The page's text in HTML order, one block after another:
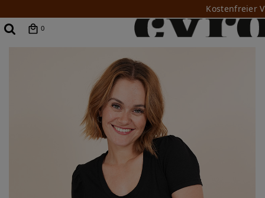
Kostenfreier
0